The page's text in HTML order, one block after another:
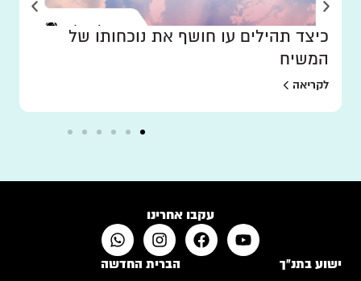
כיצד תהילים עו חושף את נוכחותו של
המשיח
לקריאה
עקבו אחרינו
ישוע בתנ"ך הברית החדשה